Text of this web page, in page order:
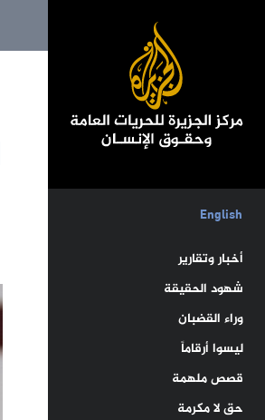
English
أخبار وتقارير
شهود الحقيقة
وراء القضبان
ليسوا أرقاماً
قصص ملهمة
حق لا مكرمة